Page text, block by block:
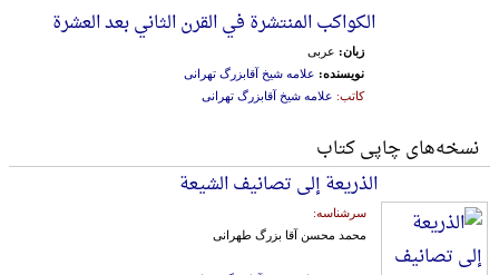
الکواکب المنتشرة في القرن الثاني بعد العشرة
زبان: عربی
نویسنده: علامه شیخ آقابزرگ تهرانی
کاتب: علامه شیخ آقابزرگ تهرانی
نسخه‌های چاپی کتاب
الذریعة إلی تصانیف الشیعة
سرشناسه:
محمد محسن آقا بزرگ طهرانی